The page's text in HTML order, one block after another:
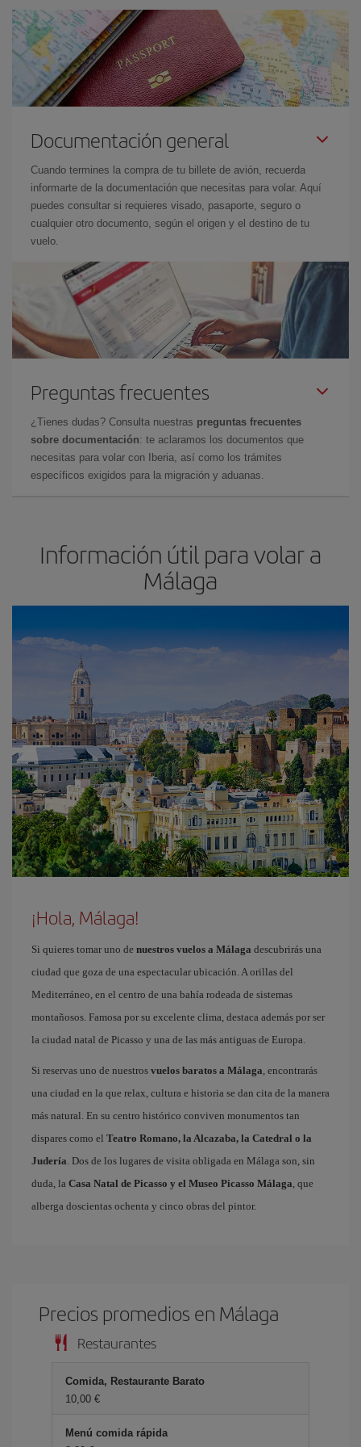
Documentación general
Cuando termines la compra de tu billete de avión, recuerda
informarte de la documentación que necesitas para volar. Aquí
puedes consultar si requieres visado, pasaporte, seguro o
cualquier otro documento, según el origen y el destino de tu
vuelo.
Preguntas frecuentes
¿Tienes dudas? Consulta nuestras preguntas frecuentes
sobre documentación: te aclaramos los documentos que
necesitas para volar con Iberia, así como los trámites
específicos exigidos para la migración y aduanas.
Información útil para volar a
Málaga
¡Hola, Málaga!
Si quieres tomar uno de nuestros vuelos a Málaga descubrirás una
ciudad que goza de una espectacular ubicación. A orillas del
Mediterráneo, en el centro de una bahía rodeada de sistemas
montañosos. Famosa por su excelente clima, destaca además por ser
la ciudad natal de Picasso y una de las más antiguas de Europa.
Si reservas uno de nuestros vuelos baratos a Málaga, encontrarás
una ciudad en la que relax, cultura e historia se dan cita de la manera
más natural. En su centro histórico conviven monumentos tan
dispares como el Teatro Romano, la Alcazaba, la Catedral o la
Judería. Dos de los lugares de visita obligada en Málaga son, sin
duda, la Casa Natal de Picasso y el Museo Picasso Málaga, que
alberga doscientas ochenta y cinco obras del pintor.
Precios promedios en Málaga
Restaurantes
Comida, Restaurante Barato
10,00 €
Menú comida rápida